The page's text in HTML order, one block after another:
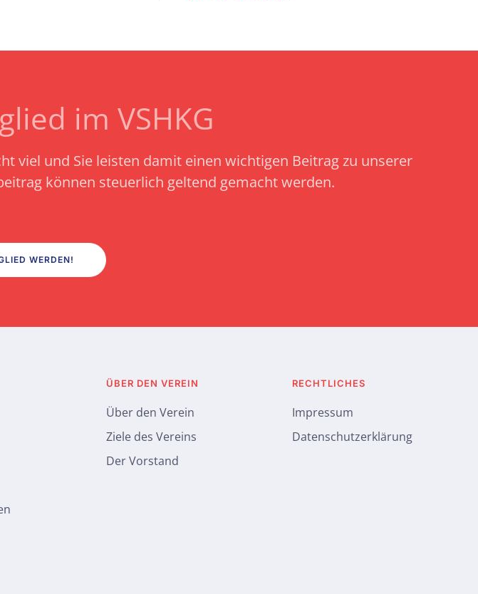
im VSHKG
viel und Sie leisten damit einen wichtigen Beitrag zu unserer
können steuerlich geltend gemacht werden.
WERDEN!
ÜBER DEN VEREIN
Über den Verein
Ziele des Vereins
Der Vorstand
RECHTLICHES
Impressum
Datenschutzerklärung